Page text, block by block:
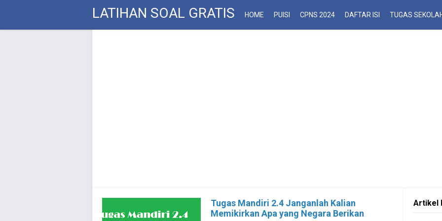
LATIHAN SOAL GRATIS HOME PUISI CPNS 2024 DAFTAR ISI TUGAS
Tugas Mandiri 2.4 Janganlah Kalian
Memikirkan Apa yang Negara Berikan
Artikel